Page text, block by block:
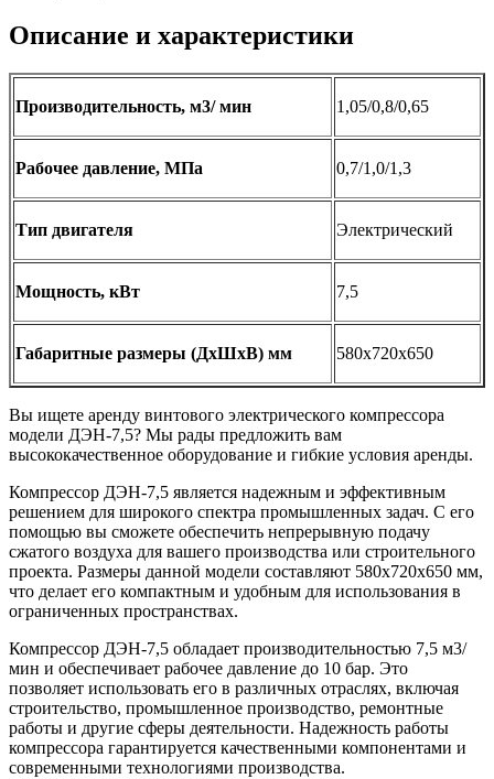
Описание и характеристики
Производительность, м3/ мин 1,05/0,8/0,65
Рабочее давление, МПа 0,7/1,0/1,3
Тип двигателя Электрический
Мощность, кВт 7,5
Габаритные размеры (ДхШхВ) мм 580х720х650
Вы ищете аренду винтового электрического компрессора
модели ДЭН-7,5? Мы рады предложить вам
высококачественное оборудование и гибкие условия аренды.
Компрессор ДЭН-7,5 является надежным и эффективным
решением для широкого спектра промышленных задач. С его
помощью вы сможете обеспечить непрерывную подачу
сжатого воздуха для вашего производства или строительного
проекта. Размеры данной модели составляют 580х720х650 мм,
что делает его компактным и удобным для использования в
ограниченных пространствах.
Компрессор ДЭН-7,5 обладает производительностью 7,5 м3/
мин и обеспечивает рабочее давление до 10 бар. Это
позволяет использовать его в различных отраслях, включая
строительство, промышленное производство, ремонтные
работы и другие сферы деятельности. Надежность работы
компрессора гарантируется качественными компонентами и
современными технологиями производства.